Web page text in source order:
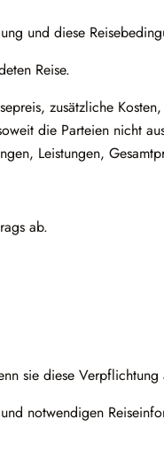
und diese
Reise.
zusätzliche
die Parteien nicht
Leistungen,
ab.
sie diese
notwendigen